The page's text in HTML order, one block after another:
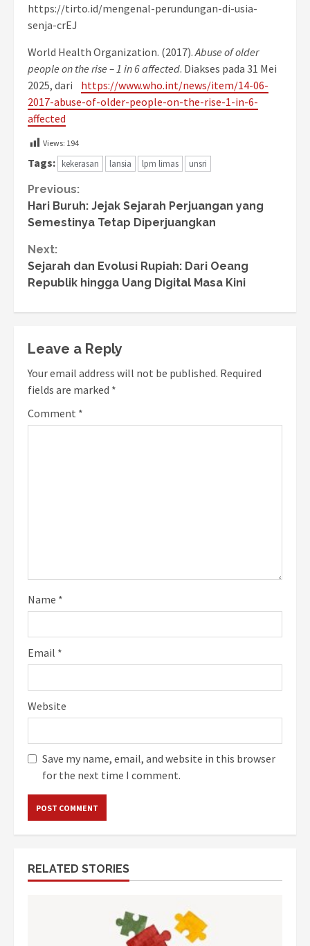
https://tirto.id/mengenal-perundungan-di-usia-
senja-crEJ
World Health Organization. (2017). Abuse of older
people on the rise – 1 in 6 affected. Diakses pada 31 Mei
2025, dari https://www.who.int/news/item/14-06-
2017-abuse-of-older-people-on-the-rise-1-in-6-
affected
Views: 194
Tags: kekerasan lansia lpm limas unsri
Continue
Reading
Previous:
Hari Buruh: Jejak Sejarah Perjuangan yang
Semestinya Tetap Diperjuangkan
Next:
Sejarah dan Evolusi Rupiah: Dari Oeang
Republik hingga Uang Digital Masa Kini
Leave a Reply
Your email address will not be published. Required
fields are marked *
Comment *
Name *
Email *
Website
Save my name, email, and website in this browser
for the next time I comment.
RELATED STORIES